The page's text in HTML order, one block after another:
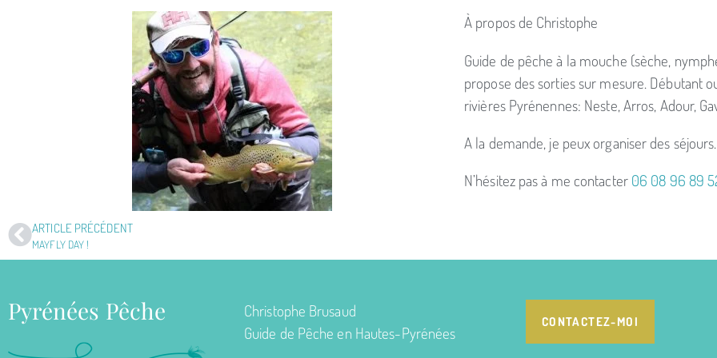
À propos de Christophe
Guide de pêche à la mouche (sèche,
propose des sorties sur mesure. Débutant
rivières Pyrénennes: Neste, Arros, Adour,
A la demande, je peux organiser des séjours.
N’hésitez pas à me contacter 06 08 96 89
ARTICLE PRÉCÉDENT
MAYFLY DAY !
Pyrénées Pêche
Christophe Brusaud
Guide de Pêche en Hautes-Pyrénées
CONTACTEZ-MOI